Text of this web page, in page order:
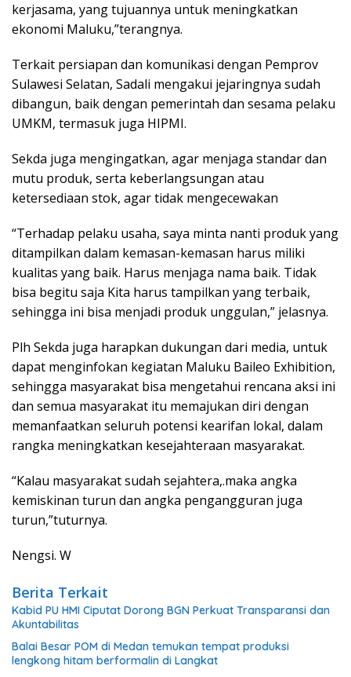
kerjasama, yang tujuannya untuk meningkatkan
ekonomi Maluku,”terangnya.
Terkait persiapan dan komunikasi dengan Pemprov
Sulawesi Selatan, Sadali mengakui jejaringnya sudah
dibangun, baik dengan pemerintah dan sesama pelaku
UMKM, termasuk juga HIPMI.
Sekda juga mengingatkan, agar menjaga standar dan
mutu produk, serta keberlangsungan atau
ketersediaan stok, agar tidak mengecewakan
“Terhadap pelaku usaha, saya minta nanti produk yang
ditampilkan dalam kemasan-kemasan harus miliki
kualitas yang baik. Harus menjaga nama baik. Tidak
bisa begitu saja Kita harus tampilkan yang terbaik,
sehingga ini bisa menjadi produk unggulan,” jelasnya.
Plh Sekda juga harapkan dukungan dari media, untuk
dapat menginfokan kegiatan Maluku Baileo Exhibition,
sehingga masyarakat bisa mengetahui rencana aksi ini
dan semua masyarakat itu memajukan diri dengan
memanfaatkan seluruh potensi kearifan lokal, dalam
rangka meningkatkan kesejahteraan masyarakat.
“Kalau masyarakat sudah sejahtera,.maka angka
kemiskinan turun dan angka pengangguran juga
turun,”tuturnya.
Nengsi. W
Berita Terkait
Kabid PU HMI Ciputat Dorong BGN Perkuat Transparansi dan
Akuntabilitas
Balai Besar POM di Medan temukan tempat produksi
lengkong hitam berformalin di Langkat